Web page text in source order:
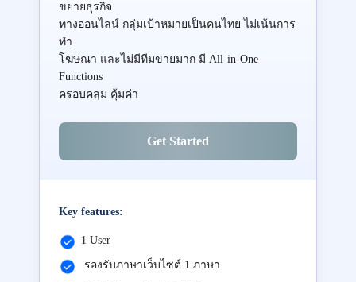
ขยายธุรกิจ
ทางออนไลน์ กลุ่มเป้าหมายเป็นคนไทย ไม่เน้นการ
ทำ
โฆษณา และไม่มีทีมขายมาก มี All-in-One
Functions
ครอบคลุม คุ้มค่า
Get Started
Key features:
1 User
รองรับภาษาเว็บไซต์ 1 ภาษา